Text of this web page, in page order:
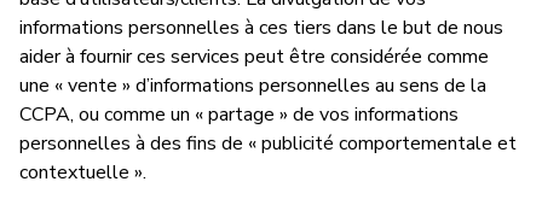
informations personnelles à ces tiers dans le but de nous
aider à fournir ces services peut être considérée comme
une « vente » d’informations personnelles au sens de la
CCPA, ou comme un « partage » de vos informations
personnelles à des fins de « publicité comportementale et
contextuelle ».